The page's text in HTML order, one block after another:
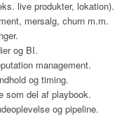
live produkter, lokation).
mersalg, churn m.m.
og BI.
management.
og timing.
som del af playbook.
og pipeline.